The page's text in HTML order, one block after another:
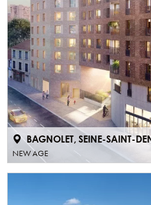
BAGNOLET, SEINE-SAINT-
NEW AGE